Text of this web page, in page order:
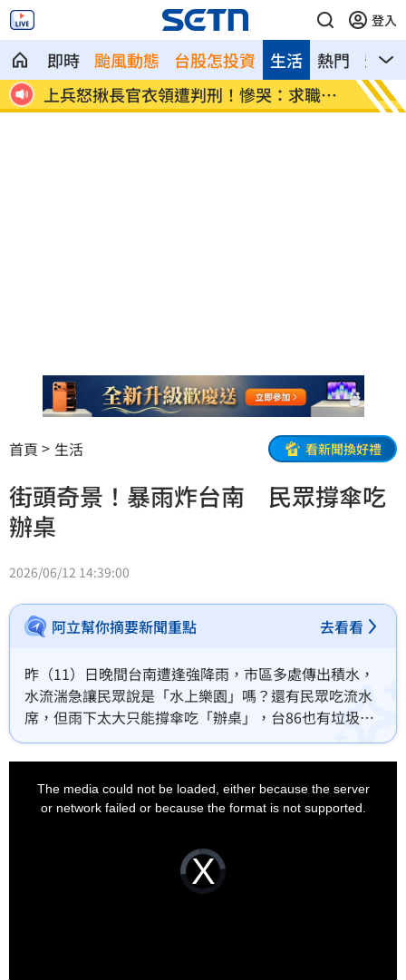
登入
即時 颱風動態 台股怎投資 熱門 影音
生活
碰
新／遭爆離婚台玻千金 小刀首發聲證實
白海
曝
首頁 生活 看新聞換好禮
街頭奇景！暴雨炸台南 民眾撐傘吃
辦桌
2026/06/12 14:39:00
阿立幫你摘要新聞重點 去看看
昨（11）日晚間台南遭逢強降雨，市區多處傳出積水，
水流湍急讓民眾說是「水上樂園」嗎？還有民眾吃流水
席，但雨下太大只能撐傘吃「辦桌」，台86也有垃圾車
打滑自撞護欄，回堵近3公里，南區宮廟前也有大榕樹不
敵連日雨勢整個倒塌。
Video
Player
loading.
The media could not be loaded, either because the server
or network failed or because the format is not supported.